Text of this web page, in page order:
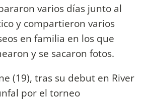
varios días junto al
y compartieron varios
en familia en los que
y se sacaron fotos.
(19), tras su debut en River
por el torneo